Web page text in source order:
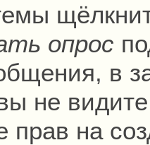
опрос
в
не
прав на